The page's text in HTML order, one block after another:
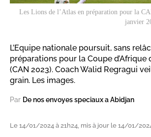
Les Lions de l’Atlas en préparation pour la
janvier
L’Equipe nationale poursuit, sans
préparations pour la Coupe d’Afrique
(CAN 2023). Coach Walid Regragui
grain. Les images.
Par De nos envoyes speciaux a Abidjan
Le 14/01/2024 à 21h24, mis à jour le 14/01/